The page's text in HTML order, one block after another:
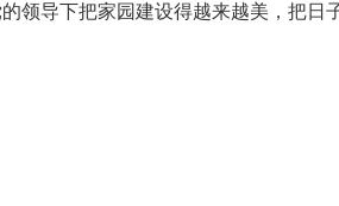
领导下把家园建设得越来越美，把日